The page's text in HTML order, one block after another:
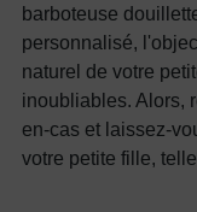
barboteuse
personnalisé,
naturel de votre
inoubliables. Alors,
en-cas et laissez-
votre petite fille,